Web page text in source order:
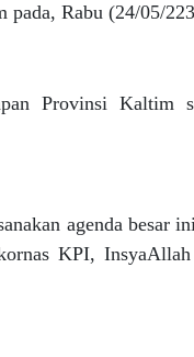
Rabu (24/05/
Provinsi Kaltim
agenda besar
KPI,